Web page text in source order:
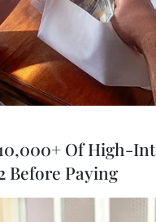
QUAN
Of High-
Before Paying